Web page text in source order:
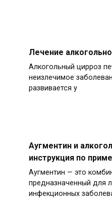
Лечение
Алкогольный цирроз
неизлечимое
развивается у
Аугментин и
инструкция по
Аугментин — это
предназначенный для
инфекционных